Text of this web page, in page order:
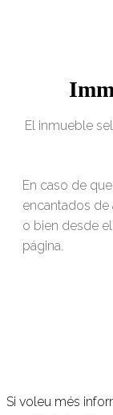
El inmueble
En caso de
encantados de
o bien desde
página.
Si voleu més